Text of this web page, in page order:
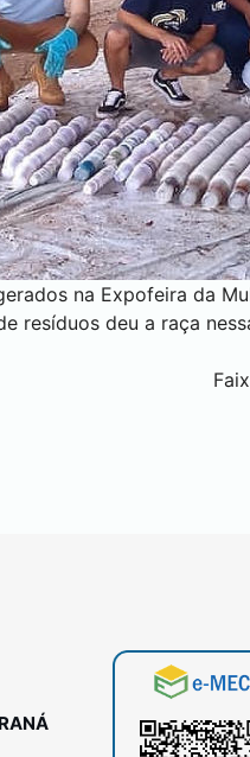
na Expofeira da
resíduos deu a raça